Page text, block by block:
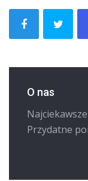
O nas
Przydatne